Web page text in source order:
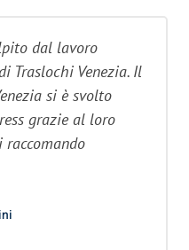
dal lavoro
Traslochi Venezia. Il
si è svolto
grazie al loro
raccomando